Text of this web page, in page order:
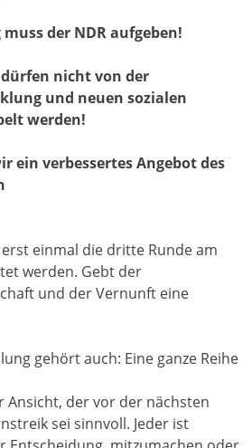
der NDR aufgeben!
nicht von der
und neuen sozialen
werden!
ein verbessertes Angebot des
einmal die dritte Runde am
werden. Gebt der
und der Vernunft eine
gehört auch: Eine ganze Reihe
Ansicht, der vor der nächsten
sei sinnvoll. Jeder ist